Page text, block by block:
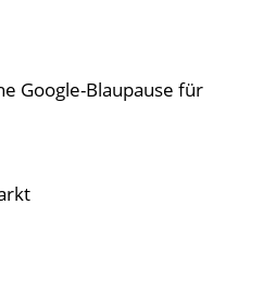
Google-Blaupause für